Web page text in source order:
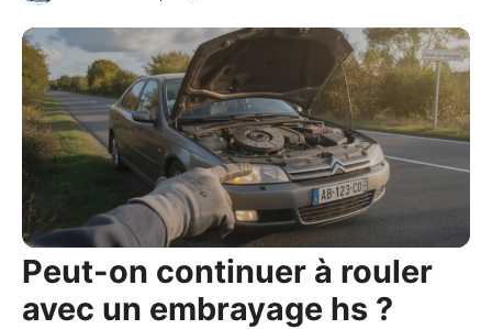
Peut-on continuer à rouler
avec un embrayage hs ?